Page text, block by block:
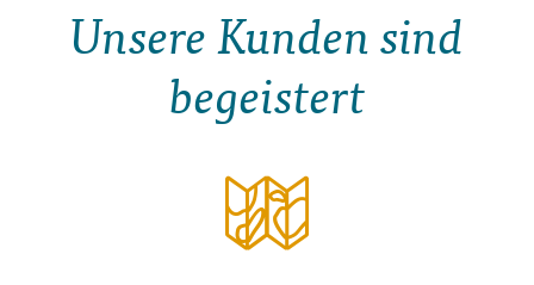
Unsere Kunden sind
begeistert